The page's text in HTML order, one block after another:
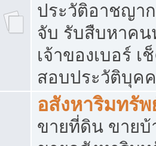
ประวัติอาชญา
จับ รับสืบหาคน
เจ้าของเบอร์
สอบประวัติบุค
อสังหาริมทรัพ
ขายที่ดิน ขายบ้